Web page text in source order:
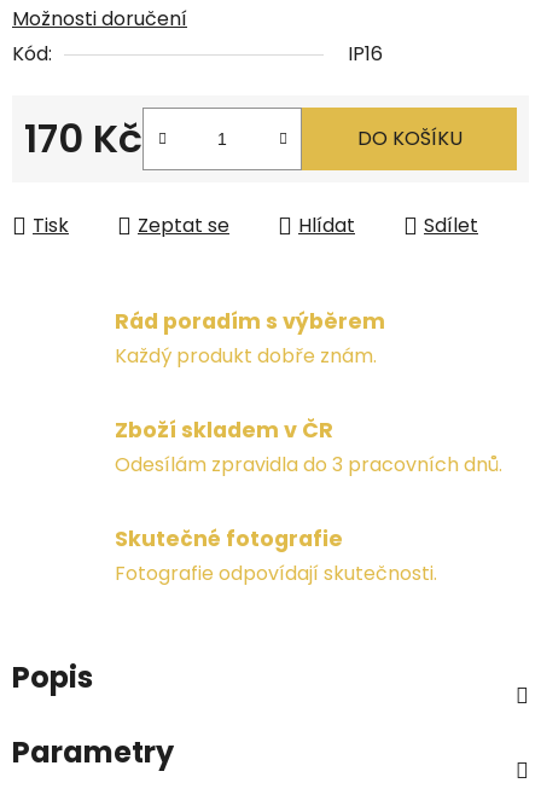
Možnosti doručení
Kód:
IP16
170 Kč DO KOŠÍKU
Tisk Zeptat se Hlídat Sdílet
Rád poradím s výběrem
Každý produkt dobře znám.
Zboží skladem v ČR
Odesílám zpravidla do 3 pracovních dnů.
Skutečné fotografie
Fotografie odpovídají skutečnosti.
Popis
Parametry